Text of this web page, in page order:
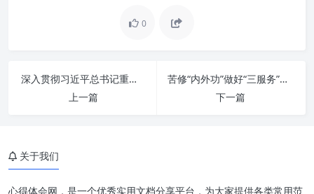
0
深入贯彻习近平总书记重要指示精神 锚定办公室工作高质量发展新航向
上一篇
苦修“内外功”做好“三服务”：新时代办公室工作的智慧蝶变
下一篇
深刻领会核心要义：学习习近平
总书记重要指示精神的理论深度
关于我们
心得体会网，是一个优秀实用文档分享平台，为大家提供各类常用范